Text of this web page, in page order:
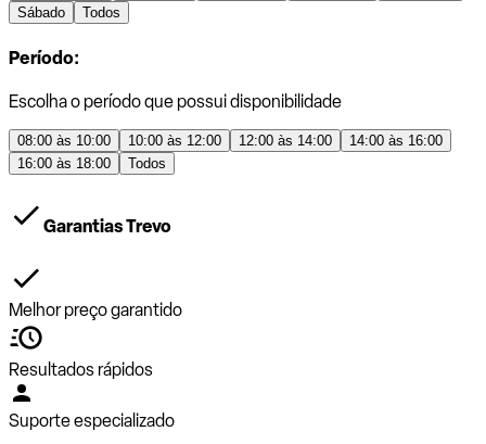
Sábado
Todos
Período:
Escolha o período que possui disponibilidade
08:00 às 10:00 10:00 às 12:00 12:00 às 14:00
14:00 às 16:00
16:00 às 18:00
Todos
Garantias Trevo
Melhor preço garantido
Resultados rápidos
Suporte especializado